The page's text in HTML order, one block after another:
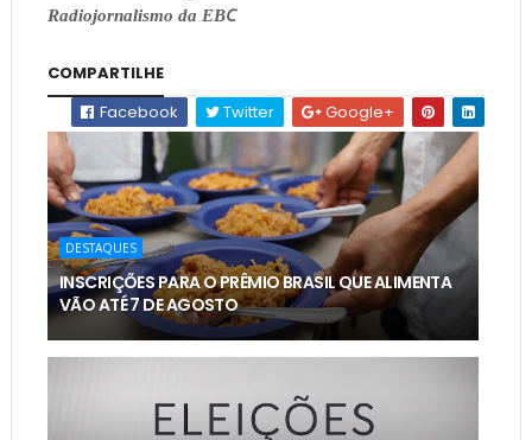
Radiojornalismo da EBC
COMPARTILHE
Facebook
Twitter Google+
DESTAQUES
INSCRIÇÕES PARA O PRÊMIO BRASIL QUE ALIMENTA
VÃO ATÉ 7 DE AGOSTO